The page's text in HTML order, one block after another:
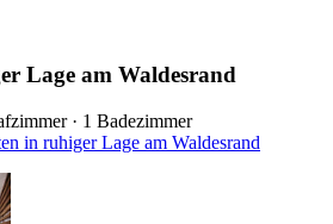
Lage am Waldesrand
· 1 Badezimmer
in ruhiger Lage am Waldesrand